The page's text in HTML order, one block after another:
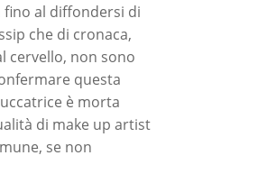
fino al diffondersi di
che di cronaca,
cervello, non sono
questa
è morta
di make up artist
se non